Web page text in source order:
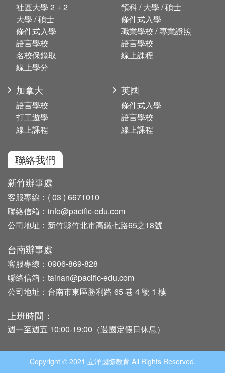
社區大學 2 + 2
大學 / 碩士
條件式入學
語言學校
名校保錄取
線上學分
預科 / 大學 / 碩士
條件式入學
職業學校 / 專業證照
語言學校
線上課程
加拿大
語言學校
打工遊學
線上課程
英國
條件式入學
語言學校
線上課程
聯絡我們
新竹辦事處
客服專線： ( 03 ) 6671010
聯絡信箱： info@pacific-edu.com
公司地址： 新竹縣竹北市高鐵七路65之18號
台南辦事處
客服專線： 0906-869-828
聯絡信箱： tainan@pacific-edu.com
公司地址： 台南市東區勝利路 65 巷 4 號 1 樓
上班時間：
週一至週五 10:00-19:00（遇國定假日休息）
Copyright © 2021 立洋國際教育 All Rights Reserved.